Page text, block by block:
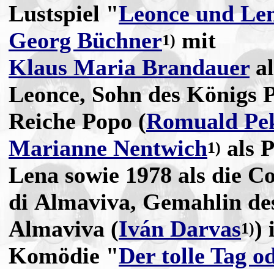
Lustspiel "Leonce und
Georg Büchner1) mit
Klaus Maria Brandauer
Leonce, Sohn des Königs
Reiche Popo (Romuald
Marianne Nentwich1) als
Lena sowie 1978 als die
di Almaviva, Gemahlin
Almaviva (Iván Darvas1))
Komödie "Der tolle Tag